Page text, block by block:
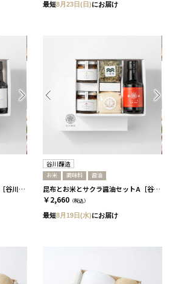
最短8月23日(日)にお届け
サクラ醤油といろいろセットA［谷川醸造］
谷川醸造
お米 調味料 醤油
昆布とお米とサクラ醤油セットA［谷川醸造］
￥2,660 （税込）
最短8月19日(水)にお届け